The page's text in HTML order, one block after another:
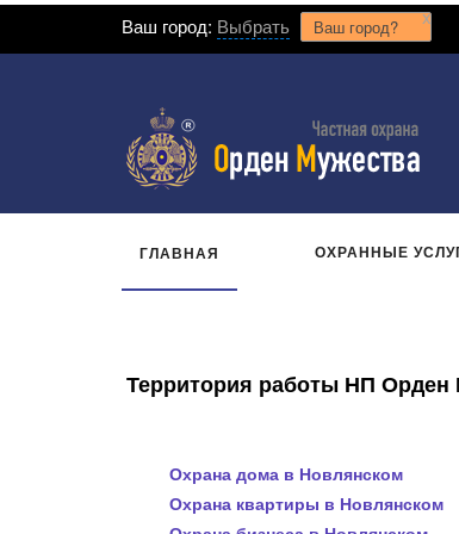
Ваш город: Выбрать Ваш город? x
ГЛАВНАЯ ОХРАННЫЕ
Территория работы НП Орден
Охрана дома в Новлянском
Охрана квартиры в Новлянском